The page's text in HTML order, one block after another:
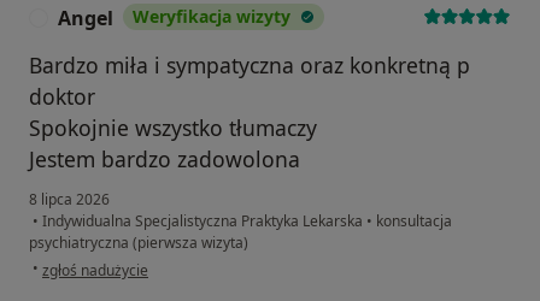
Angel Weryfikacja wizyty
Bardzo miła i sympatyczna oraz konkretną p
doktor
Spokojnie wszystko tłumaczy
Jestem bardzo zadowolona
8 lipca 2026
• Indywidualna Specjalistyczna Praktyka Lekarska • konsultacja
psychiatryczna (pierwsza wizyta)
• w opinii użytkownika Angel
zgłoś nadużycie